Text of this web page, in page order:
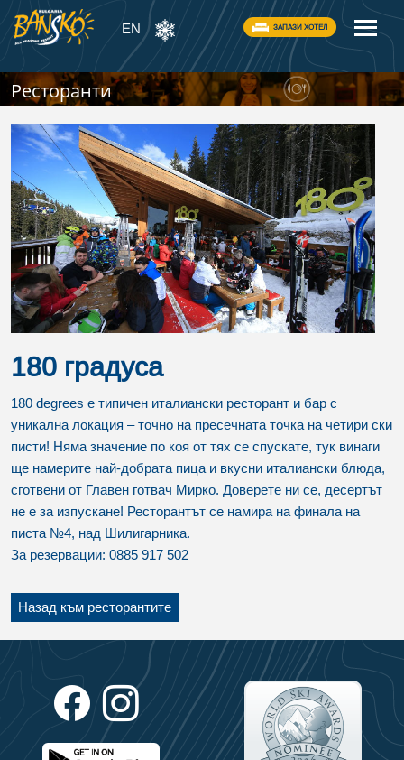
EN ЗАПАЗИ ХОТЕЛ
Ресторанти
180 градуса
180 degrees е типичен италиански ресторант и бар с
уникална локация – точно на пресечната точка на четири ски
писти! Няма значение по коя от тях се спускате, тук винаги
ще намерите най-добрата пица и вкусни италиански блюда,
сготвени от Главен готвач Мирко. Доверете ни се, десертът
не е за изпускане! Ресторантът се намира на финала на
писта №4, над Шилигарника.
За резервации: 0885 917 502
Назад към ресторантите